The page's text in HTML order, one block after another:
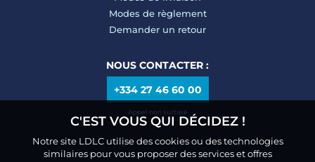
Modes de règlement
Demander un retour
NOUS CONTACTER :
+334 27 46 60 00
Appel non surtaxé
C'EST VOUS QUI DÉCIDEZ !
Notre site LDLC utilise des cookies ou des technologies
similaires pour vous proposer des services et offres